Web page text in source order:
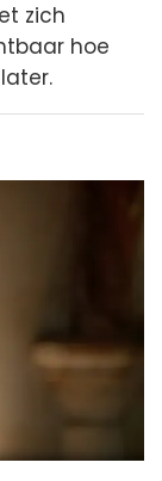
zich
hoe